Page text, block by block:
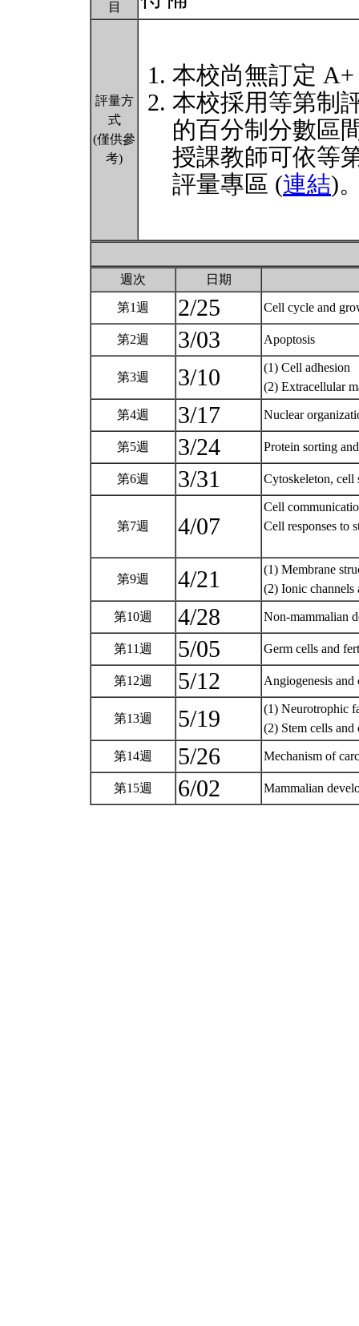
目
評量方
式
(僅供參
考)
本校尚無訂定
本校採用等第制
的百分制分數區
授課教師可依等
評量專區 (連結)
週次 日期
第1週 2/25 Cell cycle and
第2週 3/03 Apoptosis
第3週 3/10
(1) Cell adhesion
(2) Extracellular
第4週 3/17 Nuclear
第5週 3/24 Protein sorting
第6週 3/31 Cytoskeleton,
第7週 4/07
Cell
Cell responses to
第9週 4/21
(1) Membrane
(2) Ionic
第10週 4/28 Non-mammalian
第11週 5/05 Germ cells and
第12週 5/12 Angiogenesis and
第13週 5/19
(1) Neurotrophic
(2) Stem cells
第14週 5/26 Mechanism of
第15週 6/02 Mammalian